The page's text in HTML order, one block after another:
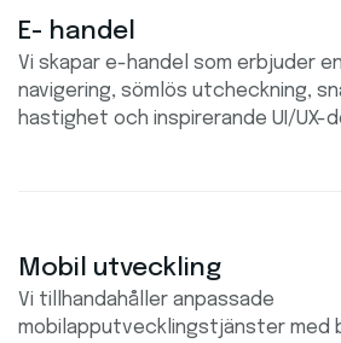
E- handel
Vi skapar e-handel som erbjuder
navigering, sömlös utcheckning,
hastighet och inspirerande UI/UX-
Mobil utveckling
Vi tillhandahåller anpassade
mobilapputvecklingstjänster med